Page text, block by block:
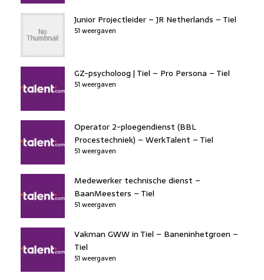
Junior Projectleider – JR Netherlands – Tiel
51 weergaven
GZ-psycholoog | Tiel – Pro Persona – Tiel
51 weergaven
Operator 2-ploegendienst (BBL
Procestechniek) – WerkTalent – Tiel
51 weergaven
Medewerker technische dienst –
BaanMeesters – Tiel
51 weergaven
Vakman GWW in Tiel – Baneninhetgroen –
Tiel
51 weergaven